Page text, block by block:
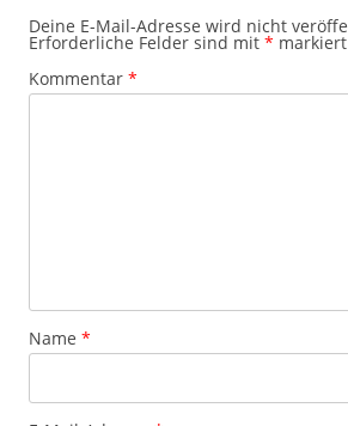
Deine E-Mail-Adresse wird nicht
Erforderliche Felder sind mit * markiert
Kommentar *
Name *